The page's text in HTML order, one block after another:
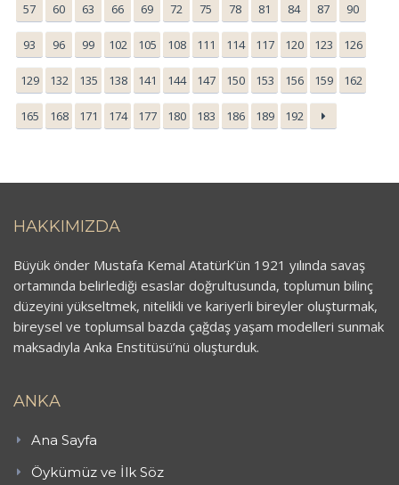
57 60 63 66 69 72 75 78 81 84 87 90
93 96 99 102 105 108 111 114 117 120 123 126
129 132 135 138 141 144 147 150 153 156 159 162
165 168 171 174 177 180 183 186 189 192
HAKKIMIZDA
Büyük önder Mustafa Kemal Atatürk’ün 1921 yılında savaş
ortamında belirlediği esaslar doğrultusunda, toplumun bilinç
düzeyini yükseltmek, nitelikli ve kariyerli bireyler oluşturmak,
bireysel ve toplumsal bazda çağdaş yaşam modelleri sunmak
maksadıyla Anka Enstitüsü’nü oluşturduk.
ANKA
Ana Sayfa
Öykümüz ve İlk Söz